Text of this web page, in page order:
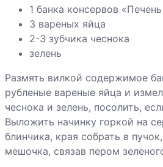
Острые
блинчики с
куриным филе
1 банка консервов
3 вареных яйца
2-3 зубчика чеснока
зелень
Размять вилкой содержимое
рубленые вареные яйца и
чеснока и зелень, посолить,
Выложить начинку горкой на
блинчика, края собрать в
мешочка, связав пером